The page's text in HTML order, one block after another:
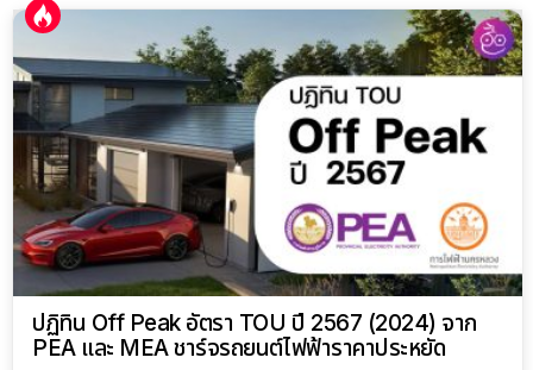
ปฏิทิน Off Peak อัตรา TOU ปี 2567 (2024) จาก
PEA และ MEA ชาร์จรถยนต์ไฟฟ้าราคาประหยัด